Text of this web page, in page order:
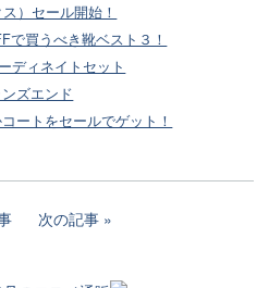
）セール開始！
で買うべき靴ベスト３！
ディネイトセット
ズエンド
ートをセールでゲット！
次の記事